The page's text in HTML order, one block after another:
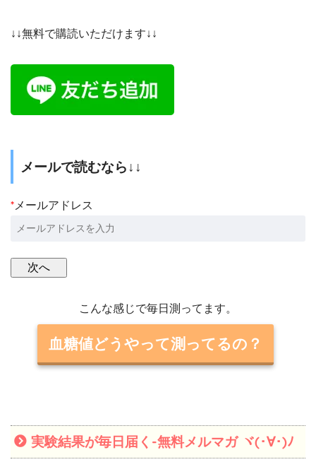
↓↓無料で購読いただけます↓↓
メールで読むなら↓↓
*メールアドレス
こんな感じで毎日測ってます。
血糖値どうやって測ってるの？
実験結果が毎日届く-無料メルマガ ヾ(･∀･)ﾉ